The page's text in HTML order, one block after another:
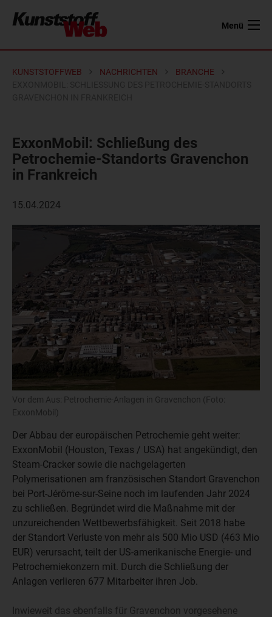
Menü
KUNSTSTOFFWEB NACHRICHTEN
BRANCHE
ExxonMobil: Schließung des
Petrochemie-Standorts Gravenchon
in Frankreich
15.04.2024
Vor dem Aus: Petrochemie-Anlagen in Gravenchon (Foto:
ExxonMobil)
Der Abbau der europäischen Petrochemie geht weiter:
ExxonMobil (Houston, Texas / USA) hat angekündigt, den
Steam-Cracker sowie die nachgelagerten
Polymerisationen am französischen Standort Gravenchon
bei Port-Jérôme-sur-Seine noch im laufenden Jahr 2024
zu schließen. Begründet wird die Maßnahme mit der
unzureichenden Wettbewerbsfähigkeit. Seit 2018 habe
der Standort Verluste von mehr als 500 Mio USD (463 Mio
EUR) verursacht, teilt der US-amerikanische Energie- und
Petrochemiekonzern mit. Durch die Schließung der
Anlagen verlieren 677 Mitarbeiter ihren Job.
Inwieweit das ebenfalls für Gravenchon vorgesehene